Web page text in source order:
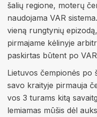
šalių regione, moterų
naudojama VAR
vieną rungtynių
pirmajame kėlinyje
paskirtas būtent po
Lietuvos čempionės po
savo kraityje pirmauja
vos 3 turams kitą
lemiamas mūšis dėl